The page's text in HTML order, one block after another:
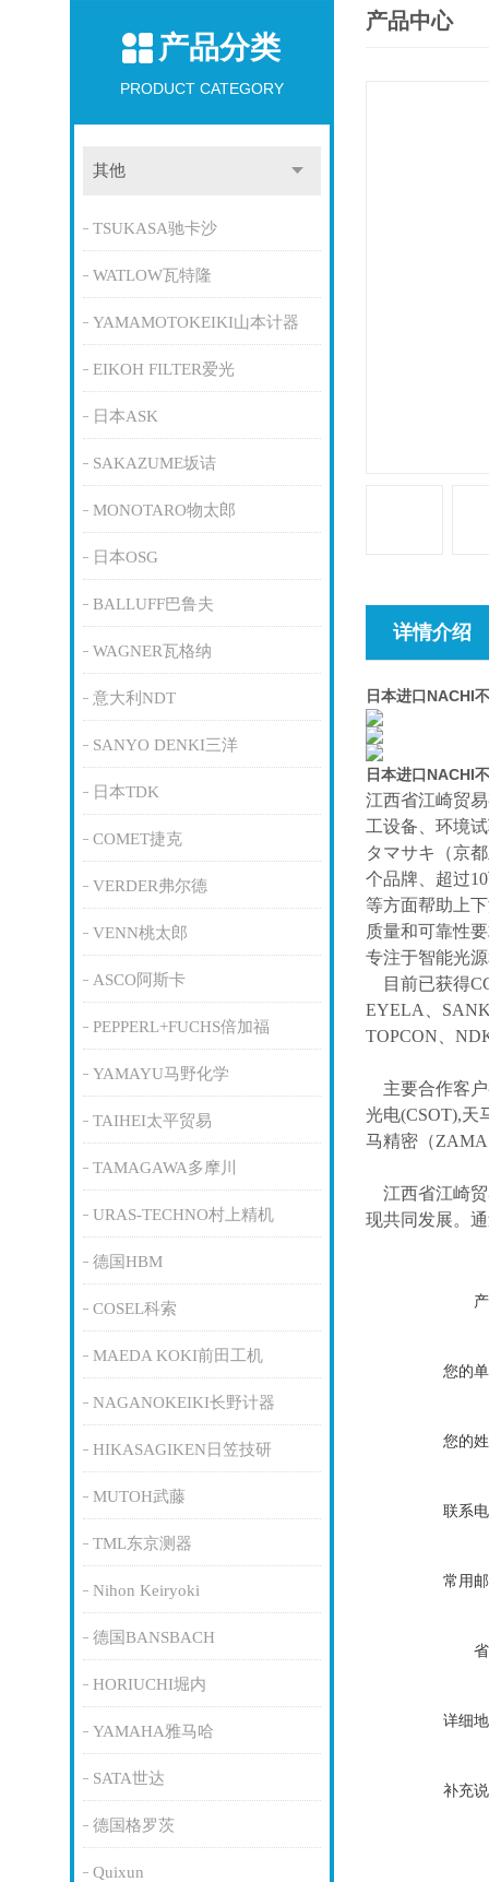
产品分类
PRODUCT CATEGORY
其他
TSUKASA驰卡沙
WATLOW瓦特隆
YAMAMOTOKEIKI山本计器
EIKOH FILTER爱光
日本ASK
SAKAZUME坂诘
MONOTARO物太郎
日本OSG
BALLUFF巴鲁夫
WAGNER瓦格纳
意大利NDT
SANYO DENKI三洋
日本TDK
COMET捷克
VERDER弗尔德
VENN桃太郎
ASCO阿斯卡
PEPPERL+FUCHS倍加福
YAMAYU马野化学
TAIHEI太平贸易
TAMAGAWA多摩川
URAS-TECHNO村上精机
德国HBM
COSEL科索
MAEDA KOKI前田工机
NAGANOKEIKI长野计器
HIKASAGIKEN日笠技研
MUTOH武藤
TML东京测器
Nihon Keiryoki
德国BANSBACH
HORIUCHI堀内
YAMAHA雅马哈
SATA世达
德国格罗茨
Quixun
产品中心
详情介绍
日本进口NACHI
日本进口NACHI
江西省江崎贸
工设备、环境
タマサキ（京
个品牌、超过
等方面帮助上
质量和可靠性
专注于智能光
目前已获得
EYELA、
TOPCON、
主要合作客
光电(CSOT),天
马精密（
江西省江崎
现共同发展。
您的
您的
联系
常用
详细
补充